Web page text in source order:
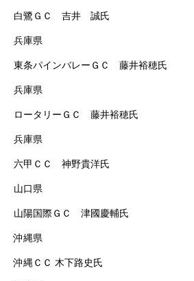
白鷺ＧＣ 吉井 誠氏
兵庫県
東条パインバレーＧＣ 藤井裕穂氏
兵庫県
ロータリーＧＣ 藤井裕穂氏
兵庫県
六甲ＣＣ 神野貴洋氏
山口県
山陽国際ＧＣ 津國慶輔氏
沖縄県
沖縄ＣＣ 木下路史氏